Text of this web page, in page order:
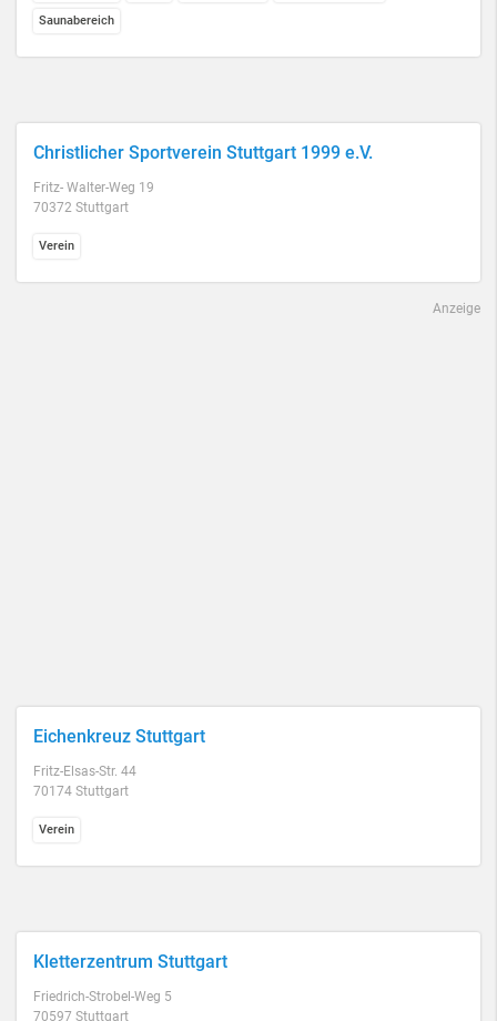
Saunabereich
Christlicher Sportverein Stuttgart 1999 e.V.
Fritz- Walter-Weg 19
70372 Stuttgart
Verein
Anzeige
Eichenkreuz Stuttgart
Fritz-Elsas-Str. 44
70174 Stuttgart
Verein
Kletterzentrum Stuttgart
Friedrich-Strobel-Weg 5
70597 Stuttgart